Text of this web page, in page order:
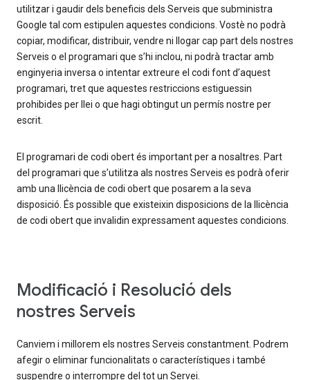
utilitzar i gaudir dels beneficis dels Serveis que subministra
Google tal com estipulen aquestes condicions. Vostè no podrà
copiar, modificar, distribuir, vendre ni llogar cap part dels nostres
Serveis o el programari que s’hi inclou, ni podrà tractar amb
enginyeria inversa o intentar extreure el codi font d’aquest
programari, tret que aquestes restriccions estiguessin
prohibides per llei o que hagi obtingut un permís nostre per
escrit.
El programari de codi obert és important per a nosaltres. Part
del programari que s’utilitza als nostres Serveis es podrà oferir
amb una llicència de codi obert que posarem a la seva
disposició. És possible que existeixin disposicions de la llicència
de codi obert que invalidin expressament aquestes condicions.
Modificació i Resolució dels
nostres Serveis
Canviem i millorem els nostres Serveis constantment. Podrem
afegir o eliminar funcionalitats o característiques i també
suspendre o interrompre del tot un Servei.